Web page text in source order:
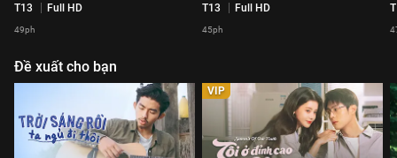
T13 Full HD
49ph
T13 Full HD
45ph
Đề xuất cho bạn
VIP